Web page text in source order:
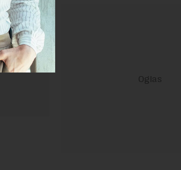
Uslovi